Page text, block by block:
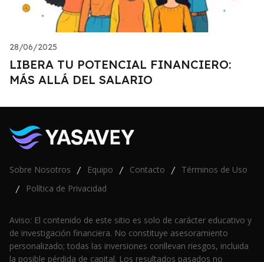
28/06/2025
LIBERA TU POTENCIAL FINANCIERO:
MÁS ALLÁ DEL SALARIO
Sobre Nosotros / Equipo / Contacto / Términos de Uso
/ Política de Privacidad
Aviso: El contenido de este sitio es solo de carácter educativo y
de investigación financiera. No constituye asesoramiento
personalizado; todas las inversiones conllevan riesgos, incluida
la posible pérdida de capital. Los resultados pasados no